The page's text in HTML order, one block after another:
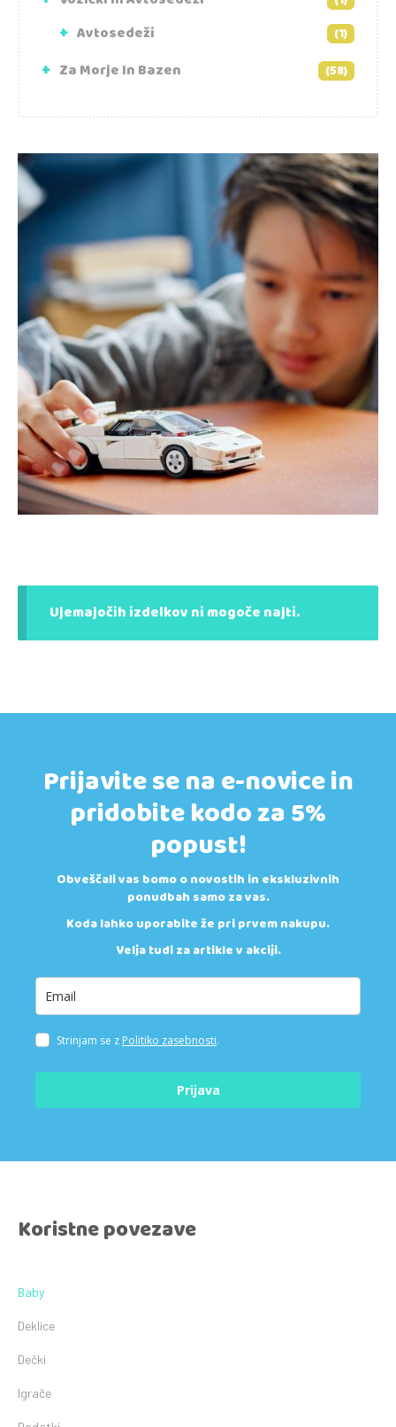
Avtosedeži (1)
Za Morje In Bazen (58)
Ujemajočih izdelkov ni mogoče najti.
Prijavite se na e-novice in
pridobite kodo za 5%
popust!
Obveščali vas bomo o novostih in ekskluzivnih
ponudbah samo za vas.
Koda lahko uporabite že pri prvem nakupu.
Velja tudi za artikle v akciji.
Strinjam se z Politiko zasebnosti.
Prijava
Koristne povezave
Baby
Deklice
Dečki
Igrače